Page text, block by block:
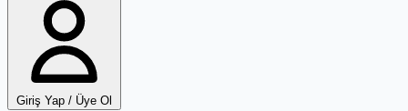
Giriş Yap / Üye Ol